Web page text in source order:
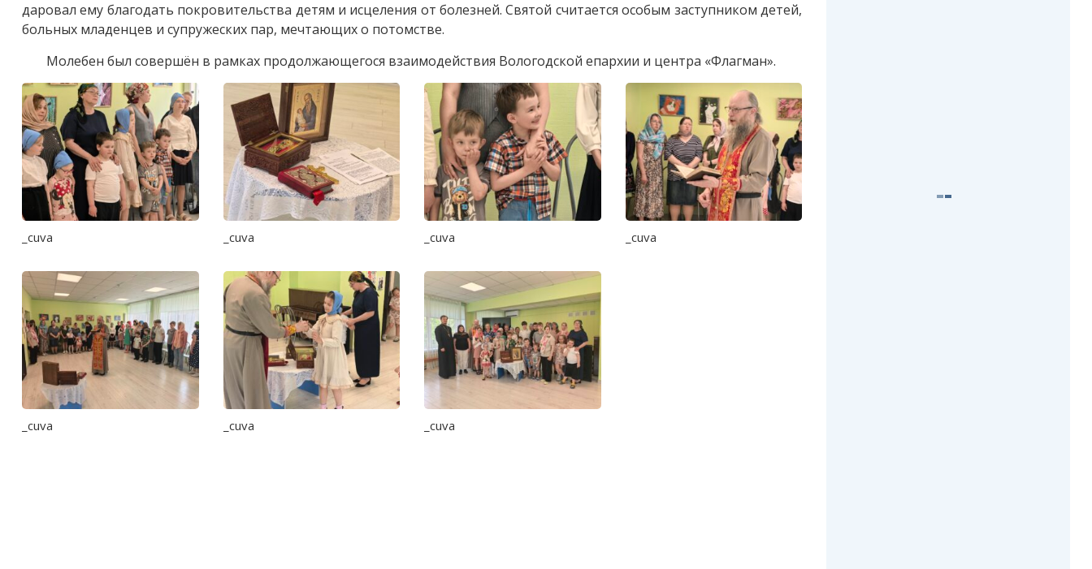
даровал ему благодать покровительства детям и исцеления от болезней. Святой считается особым заступником детей,
больных младенцев и супружеских пар, мечтающих о потомстве.
Молебен был совершён в рамках продолжающегося взаимодействия Вологодской епархии и центра «Флагман».
_cuva _cuva _cuva _cuva
_cuva _cuva _cuva